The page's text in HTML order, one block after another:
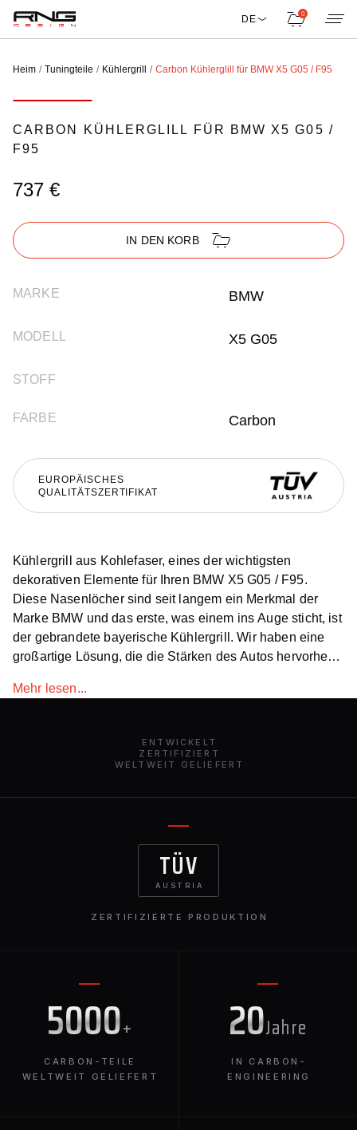
DE 0
Heim Tuningteile Kühlergrill Carbon Kühlerglill für BMW X5 G05 / F95
CARBON KÜHLERGLILL FÜR BMW X5 G05 /
F95
737 €
IN DEN KORB
MARKE BMW
MODELL X5 G05
STOFF
FARBE Carbon
EUROPÄISCHES
QUALITÄTSZERTIFIKAT
Kühlergrill aus Kohlefaser, eines der wichtigsten
dekorativen Elemente für Ihren BMW X5 G05 / F95.
Diese Nasenlöcher sind seit langem ein Merkmal der
Marke BMW und das erste, was einem ins Auge sticht, ist
der gebrandete bayerische Kühlergrill. Wir haben eine
großartige Lösung, die die Stärken des Autos hervorhebt
den BMW X5 G05 / F95 von Renegade Design kann in
Nasenlochbeleuchtung an Ort und Stelle bleibt!
Mehr lesen...
ENTWICKELT
ZERTIFIZIERT
WELTWEIT GELIEFERT
5000+
CARBON-TEILE
WELTWEIT GELIEFERT
20Jahre
IN CARBON-
ENGINEERING
TÜV
AUSTRIA
ZERTIFIZIERTE PRODUKTION